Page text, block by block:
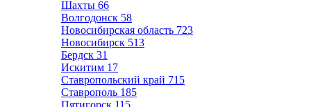
Шахты 66
Волгодонск 58
Новосибирская область 723
Новосибирск 513
Бердск 31
Искитим 17
Ставропольский край 715
Ставрополь 185
Пятигорск 115